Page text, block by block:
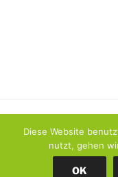
Diese Website
nutzt, gehen
OK